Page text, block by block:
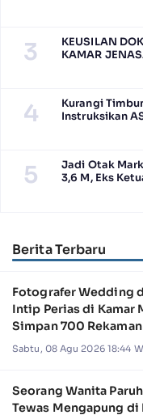
3
KEUSILAN
KAMAR
4
Kurangi
Instruksikan
5
Jadi Otak
3,6 M, Eks
Berita Terbaru
Fotografer Wedding
Intip Perias di Kamar
Simpan 700
Sabtu, 08 Agu 2026 18:44
Seorang Wanita
Tewas Mengapung di